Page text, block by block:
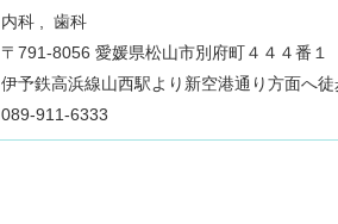
内科
歯科
〒791-8056 愛媛県松山市別府町４４４番１
伊予鉄高浜線山西駅より新空港通り方面へ
089-911-6333